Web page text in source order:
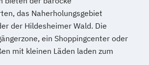
das Naherholungsgebiet
der Hildesheimer Wald. Die
ein Shoppingcenter oder
mit kleinen Läden laden zum